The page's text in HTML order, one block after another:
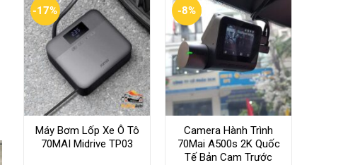
-17%
Máy Bơm Lốp Xe Ô Tô
70MAI Midrive TP03
-8%
Camera Hành Trình
70Mai A500s 2K Quốc
Tế Bản Cam Trước